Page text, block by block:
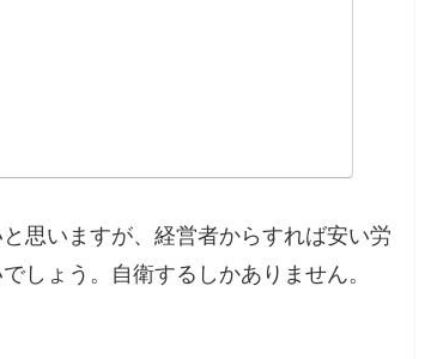
思いますが、経営者からすれば安い労
しょう。自衛するしかありません。